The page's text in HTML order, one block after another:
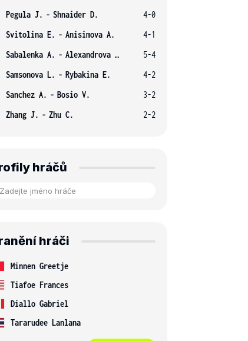
Pegula J. - Shnaider D.
4-0
Svitolina E. - Anisimova A.
4-1
Sabalenka A. - Alexandrova E.
5-4
Samsonova L. - Rybakina E.
4-2
Sanchez A. - Bosio V.
3-2
Zhang J. - Zhu C. 2-2
hráčů
hráči
Minnen Greetje
Tiafoe Frances
Diallo Gabriel
Tararudee Lanlana